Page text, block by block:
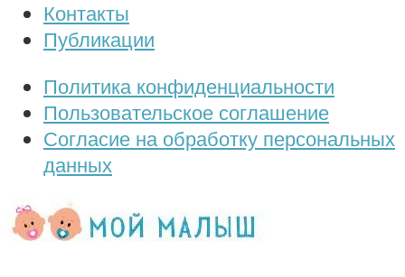
Контакты
Публикации
Политика конфиденциальности
Пользовательское соглашение
Согласие на обработку персональных
данных